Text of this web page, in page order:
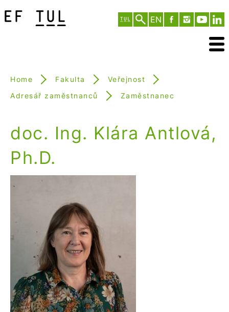
EN
Home Fakulta
Veřejnost
Adresář zaměstnanců
Zaměstnanec
doc. Ing. Klára Antlová,
Ph.D.